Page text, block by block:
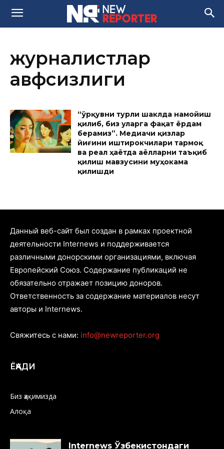
журналистлар
ҳавфсизлиги
“Қўрқувни турли шаклда намойиш
қилиб, биз уларга фақат ёрдам
берамиз”. Медиачи қизлар
йиғини иштирокчилари тармоқ
ва реал ҳаётда аёлларни таъқиб
қилиш мавзусини муҳокама
қилишди
Данный веб-сайт был создан в рамках проектной
деятельности Internews и поддерживается
различными донорскими организациями, включая
Европейский Союз. Содержание публикаций не
обязательно отражает позицию доноров.
Ответственность за содержание материалов несут
авторы и Internews.
Свяжитесь с нами: info@newreporter.org
ЁҚАДИ
Биз ҳақимизда
Алоқа
Internews Ўзбекистондаги